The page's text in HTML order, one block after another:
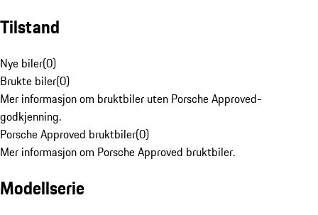
Tilstand
Nye biler(0)
Brukte biler(0)
Mer informasjon om bruktbiler uten Porsche Approved-
godkjenning.
Porsche Approved bruktbiler(0)
Mer informasjon om Porsche Approved bruktbiler.
Modellserie